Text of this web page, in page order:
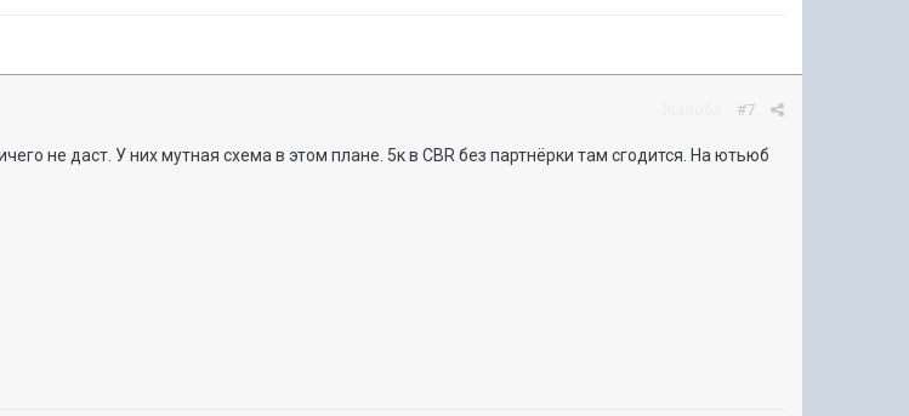
#7
не даст. У них мутная схема в этом плане. 5к в CBR без партнёрки там сгодится. На ютьюб